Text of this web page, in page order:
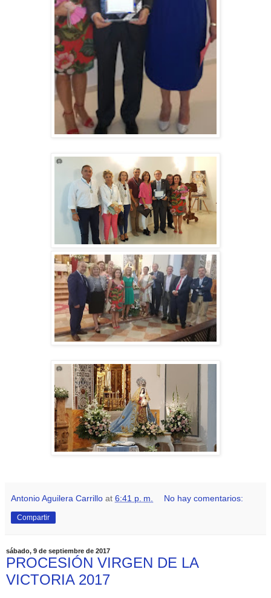
Antonio Aguilera Carrillo at 6:41 p. m. No hay comentarios:
Compartir
sábado, 9 de septiembre de 2017
PROCESIÓN VIRGEN DE LA
VICTORIA 2017